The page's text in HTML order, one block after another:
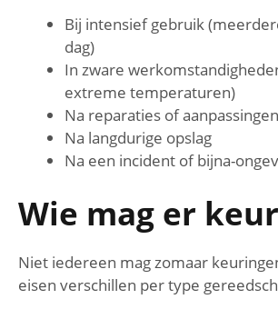
Bij intensief gebruik
dag)
In zware
extreme temperaturen)
Na reparaties of aanpassingen
Na langdurige opslag
Na een incident of bijna-
Wie mag er
Niet iedereen mag zomaar
eisen verschillen per type